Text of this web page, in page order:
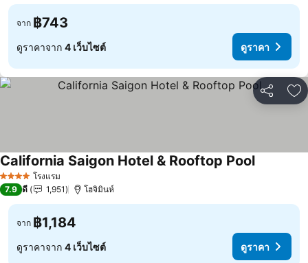
จาก ฿743
ดูราคาจาก 4 เว็บไซต์ ดูราคา
แชร์ เ
4 ดาว โรงแรม
California Saigon Hotel & Rooftop Poolดูราคา
7.9 ดี 1,951 โฮจิมินห์
จาก ฿1,184
ดูราคาจาก 4 เว็บไซต์ ดูราคา